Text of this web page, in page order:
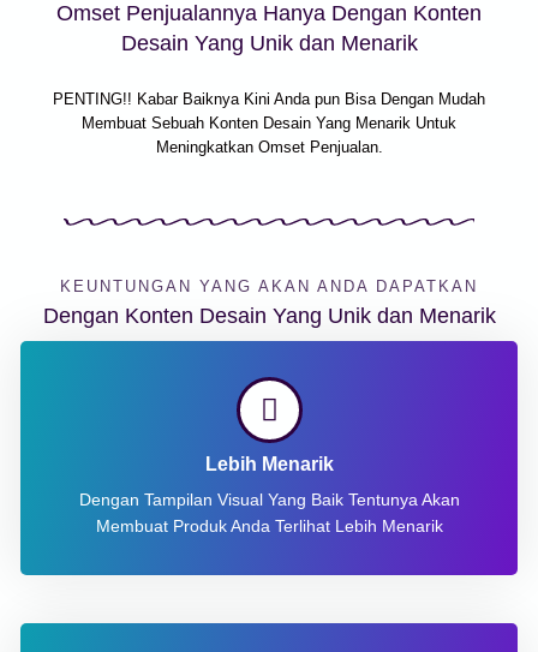
Omset Penjualannya Hanya Dengan Konten
Desain Yang Unik dan Menarik
PENTING!! Kabar Baiknya Kini Anda pun Bisa Dengan Mudah
Membuat Sebuah Konten Desain Yang Menarik Untuk
Meningkatkan Omset Penjualan.
KEUNTUNGAN YANG AKAN ANDA DAPATKAN
Dengan Konten Desain Yang Unik dan Menarik
Lebih Menarik
Dengan Tampilan Visual Yang Baik Tentunya Akan
Membuat Produk Anda Terlihat Lebih Menarik